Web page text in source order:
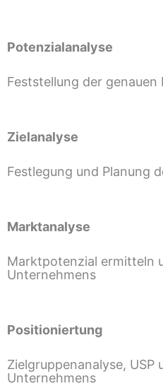
Potenzialanalyse
Feststellung der genauen
Zielanalyse
Festlegung und Planung
Marktanalyse
Marktpotenzial ermitteln
Unternehmens
Positioniertung
Zielgruppenanalyse, USP
Unternehmens